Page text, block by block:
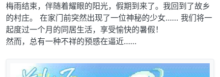
梅雨结束，伴随着耀眼的阳光，假期到来了。我回到了故乡
的村庄。 在家门前突然出现了一位神秘的少女…… 我们将一
起度过一个月的同居生活，享受愉快的暑假！
然而，总有一种不祥的预感在逼近……